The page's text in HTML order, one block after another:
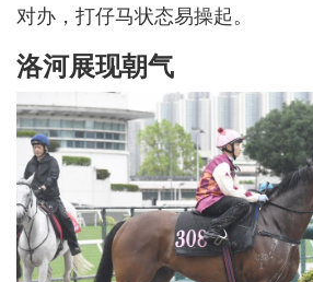
对办，打仔马状态易操起。
洛河展现朝气